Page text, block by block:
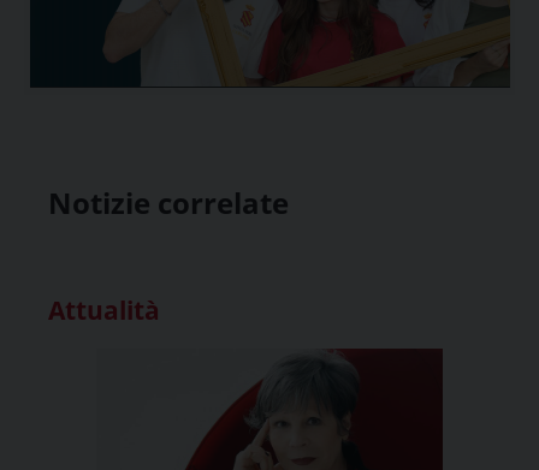
Notizie correlate
Attualità